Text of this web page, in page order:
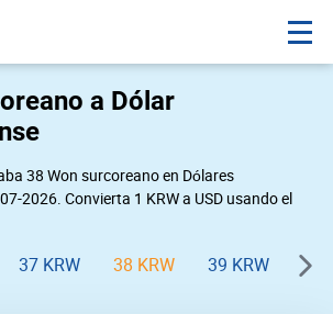
a Dólar
38 Won surcoreano en Dólares
2026. Convierta 1 KRW a USD usando el
37 KRW 38 KRW 39 KRW 40